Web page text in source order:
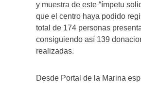
y muestra de este “ímpetu
que el centro haya podido
total de 174 personas
consiguiendo así 139
realizadas.
Desde Portal de la Marina